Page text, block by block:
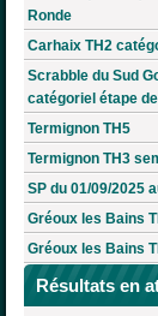
Ronde
Carhaix TH2
Scrabble du Sud
catégoriel étape
Termignon TH5
Termignon TH3
SP du 01/09/2025
Gréoux les Bains
Gréoux les Bains
Résultats en